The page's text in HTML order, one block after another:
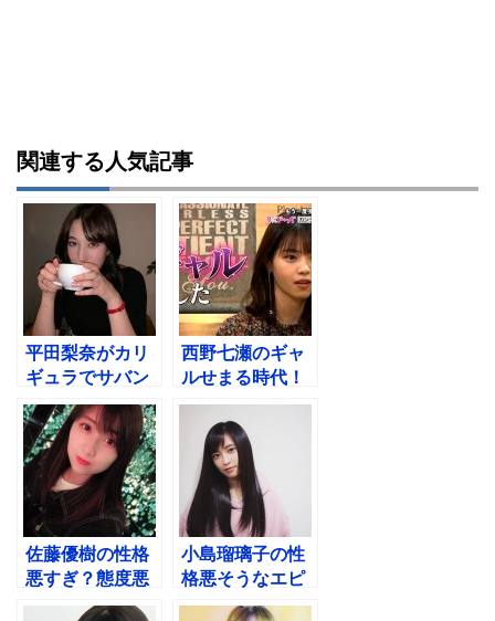
関連する人気記事
平田梨奈がカリ
ギュラでサバン
ナ八木の父親と
キス！やばいこ
とにw
西野七瀬のギャ
ルせまる時代！
グータンヌーボ
で本人も認めた
佐藤優樹の性格
悪すぎ？態度悪
いから卒業し
小島瑠璃子の性
格悪そうなエピ
ソード4選！他